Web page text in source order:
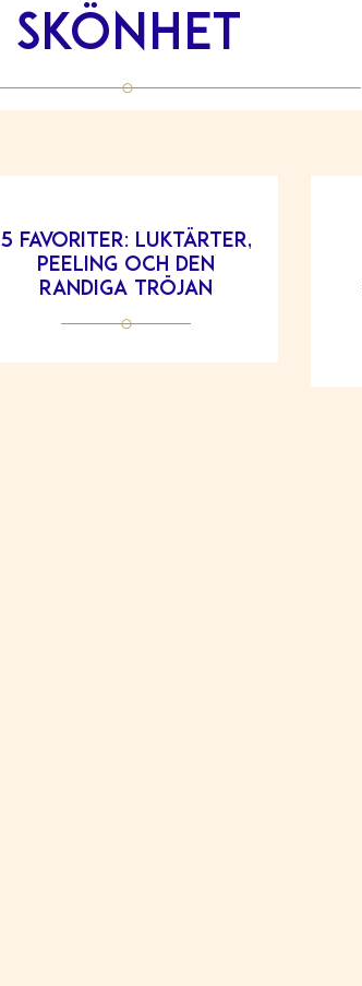
skönhet
5 favoriter: Luktärter,
peeling och den
randiga tröjan